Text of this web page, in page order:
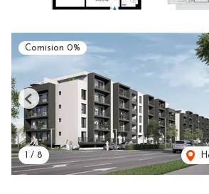
Comision 0%
1 / 8
Previous